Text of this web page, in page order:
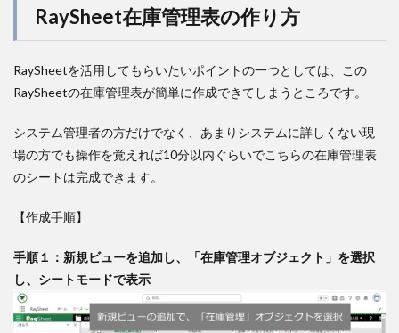
RaySheet在庫管理表の作り方
RaySheetを活用してもらいたいポイントの一つとしては、この
RaySheetの在庫管理表が簡単に作成できてしまうところです。
システム管理者の方だけでなく、あまりシステムに詳しくない現
場の方でも操作を覚えれば10分以内ぐらいでこちらの在庫管理表
のシートは完成できます。
【作成手順】
手順１：新規ビューを追加し、「在庫管理オブジェクト」を選択
し、シートモードで表示